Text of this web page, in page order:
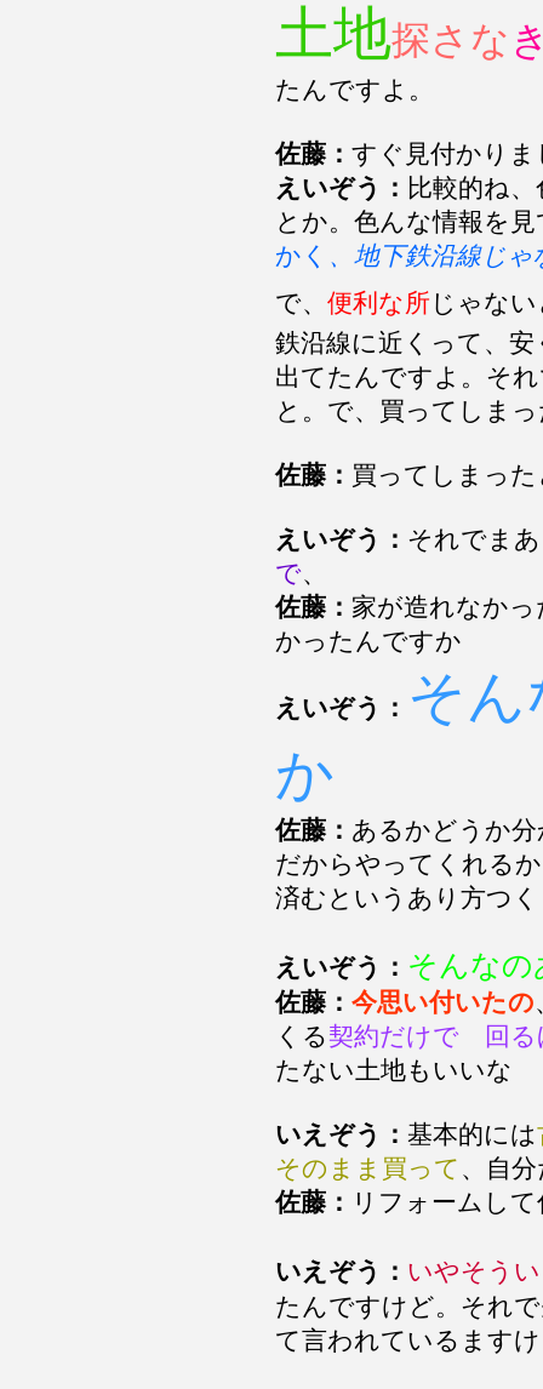
土地探さな
たんですよ。
佐藤： すぐ見付かり
えいぞう： 比較的ね
とか。色んな情報を見
かく 、地下鉄沿線じゃ
で、 便利な所 じゃな
鉄沿線に近くって、
出てたんですよ。そ
と。で、買ってしま
佐藤： 買ってしまった
えいぞう： それでま
で、
佐藤： 家が造れなか
かったんですか
えいぞう： そ
か
佐藤： あるかどうか
だからやってくれる
済むというあり方つ
えいぞう： そんな
佐藤： 今思い付いたの
くる契約だけで 回る
たない土地もいいな
いえぞう： 基本的には
そのまま買って 、自
佐藤： リフォームし
いえぞう： いやそう
たんですけど。それ
て言われているます